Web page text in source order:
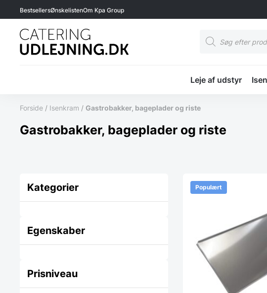
BestsellersØnskelistenOm Kpa Group
search
Leje af udstyr
Forside / Isenkram / Gastrobakker, bageplader og riste
Gastrobakker, bageplader og riste
Kategorier
Egenskaber
Prisniveau
Populært